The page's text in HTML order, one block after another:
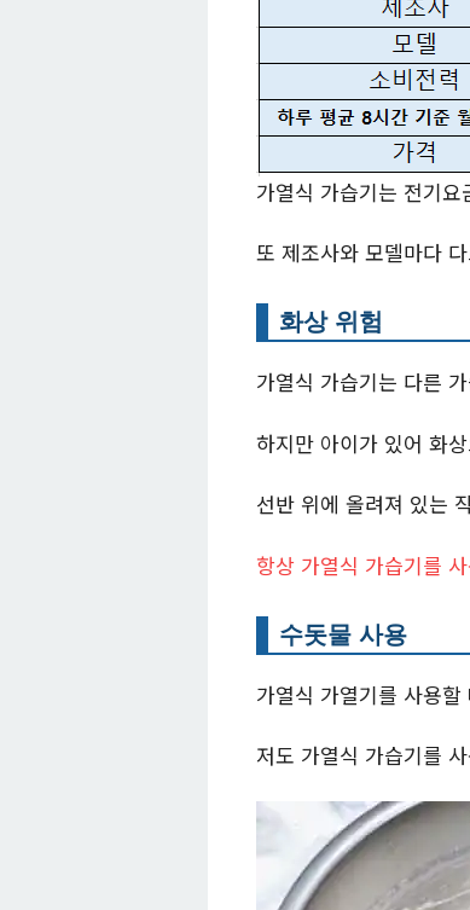
가열식 가습기는 전기
또 제조사와 모델마다
화상 위험
가열식 가습기는 다른
하지만 아이가 있어 화
선반 위에 올려져 있는
항상 가열식 가습기를
수돗물 사용
가열식 가열기를 사용
저도 가열식 가습기를